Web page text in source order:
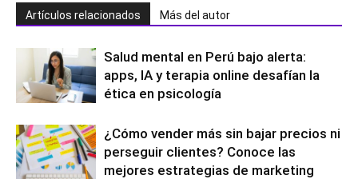
Artículos relacionados Más del autor
Salud mental en Perú bajo alerta:
apps, IA y terapia online desafían la
ética en psicología
¿Cómo vender más sin bajar precios ni
perseguir clientes? Conoce las
mejores estrategias de marketing